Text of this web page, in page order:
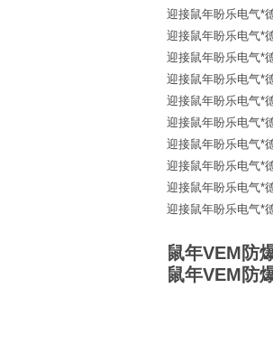
迎接鼠年盼乐电气*
迎接鼠年盼乐电气*
迎接鼠年盼乐电气*
迎接鼠年盼乐电气*
迎接鼠年盼乐电气*
迎接鼠年盼乐电气*
迎接鼠年盼乐电气*
迎接鼠年盼乐电气*
迎接鼠年盼乐电气*
迎接鼠年盼乐电气*
鼠年VEM防
鼠年VEM防